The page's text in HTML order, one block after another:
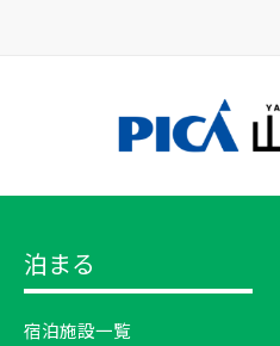
泊まる
宿泊施設一覧